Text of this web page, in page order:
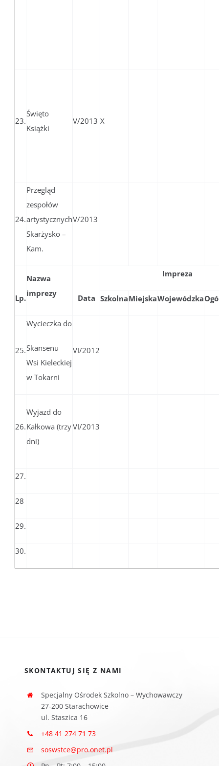
23.
Święto
Książki
V/2013 X
24.
Przegląd
zespołów
artystycznych
Skarżysko –
Kam.
V/2013
Lp.
Nazwa
imprezy
Data
Impreza
SzkolnaMiejskaWojewódzka
25.
Wycieczka do
Skansenu
Wsi Kieleckiej
w Tokarni
VI/2012
26.
Wyjazd do
Kałkowa (trzy
dni)
VI/2013
27.
28
29.
30.
SKONTAKTUJ SIĘ Z NAMI
Specjalny Ośrodek Szkolno – Wychowawczy
27-200 Starachowice
ul. Staszica 16
+48 41 274 71 73
soswstce@pro.onet.pl